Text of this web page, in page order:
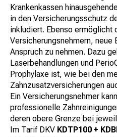
Krankenkassen
in den Versicherungsschutz
inkludiert. Ebenso ermöglicht
Versicherungsnehmern, neue
Anspruch zu nehmen. Dazu
Laserbehandlungen und
Prophylaxe ist, wie bei den
Zahnzusatzversicherungen
Ein Versicherungsnehmer
professionelle
deren obere Grenze bei
Im Tarif DKV KDTP100 +